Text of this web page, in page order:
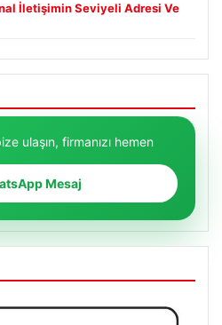
İletişimin Seviyeli Adresi Ve
ulaşın, firmanızı hemen
Mesaj